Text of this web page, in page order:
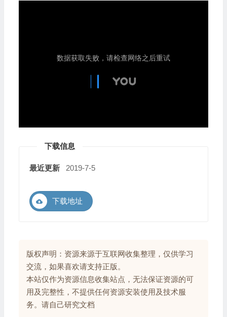
下载信息
最近更新 2019-7-5
下载地址
版权声明：资源来源于互联网收集整理，仅供学习
交流，如果喜欢请支持正版。
本站仅作为资源信息收集站点，无法保证资源的可
用及完整性，不提供任何资源安装使用及技术服
务。请自己研究文档